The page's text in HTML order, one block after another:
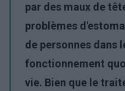
par des maux de
problèmes
de personnes dans
fonctionnement
vie. Bien que le